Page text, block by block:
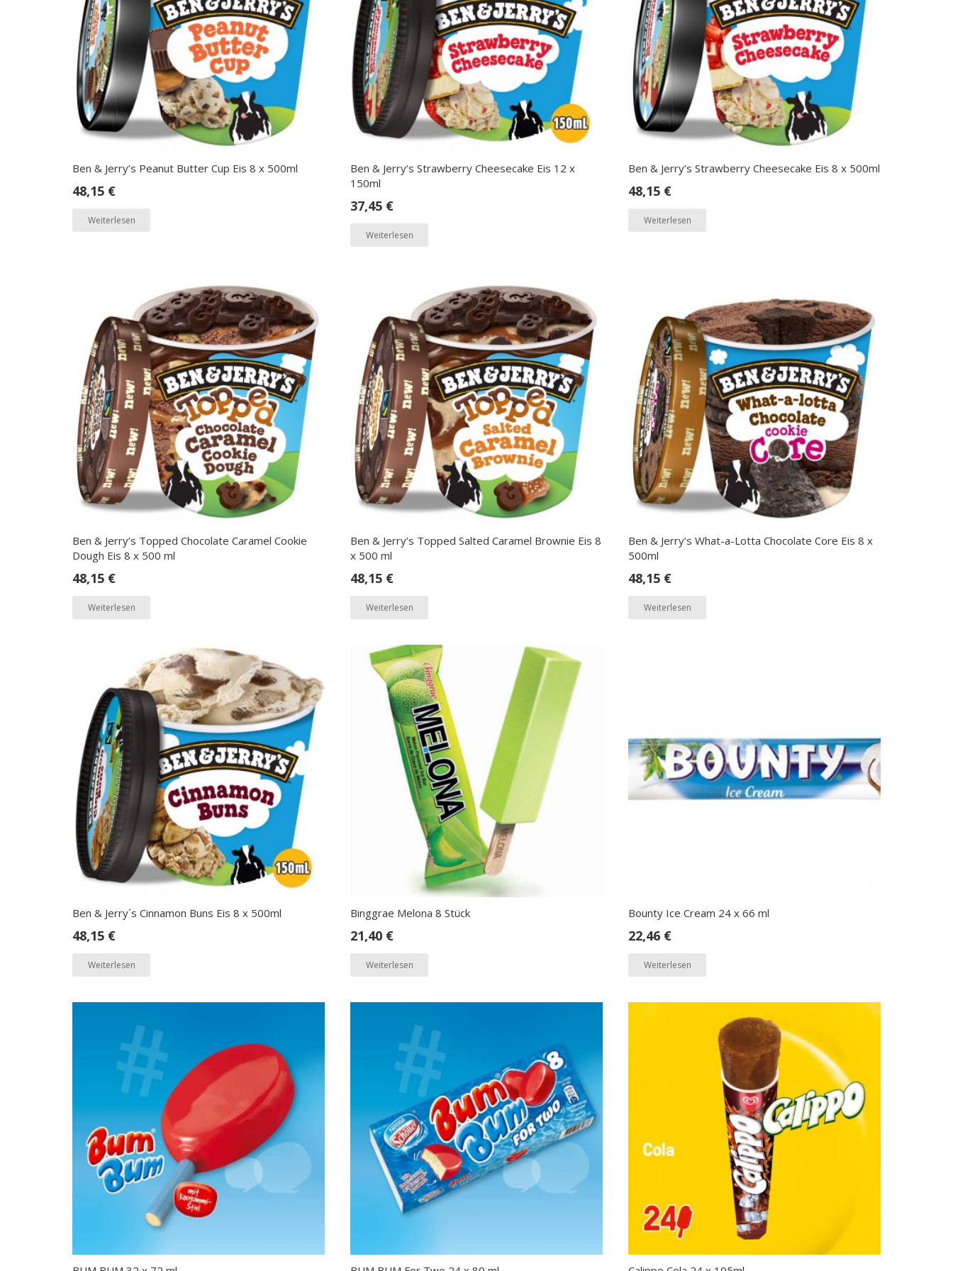
Ben & Jerry’s Peanut Butter Cup Eis 8 x 500ml
48,15 €
Weiterlesen
Ben & Jerry’s Strawberry Cheesecake Eis 12 x
150ml
37,45 €
Weiterlesen
Ben & Jerry’s Strawberry Cheesecake Eis 8 x 500ml
48,15 €
Weiterlesen
Ben & Jerry’s Topped Chocolate Caramel Cookie
Dough Eis 8 x 500 ml
48,15 €
Weiterlesen
Ben & Jerry’s Topped Salted Caramel Brownie Eis 8
x 500 ml
48,15 €
Weiterlesen
Ben & Jerry’s What-a-Lotta Chocolate Core Eis 8 x
500ml
48,15 €
Weiterlesen
Ben & Jerry´s Cinnamon Buns Eis 8 x 500ml
48,15 €
Weiterlesen
Binggrae Melona 8 Stück
21,40 €
Weiterlesen
Bounty Ice Cream 24 x 66 ml
22,46 €
Weiterlesen